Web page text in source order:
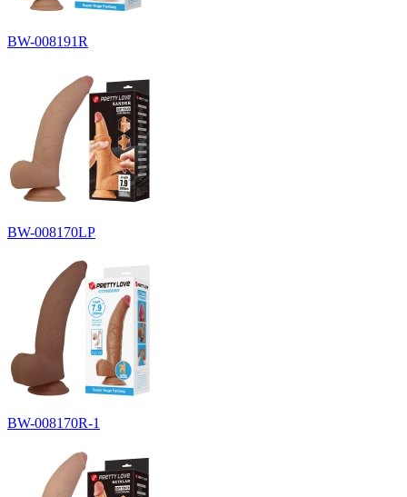
BW-008191R
BW-008170LP
BW-008170R-1